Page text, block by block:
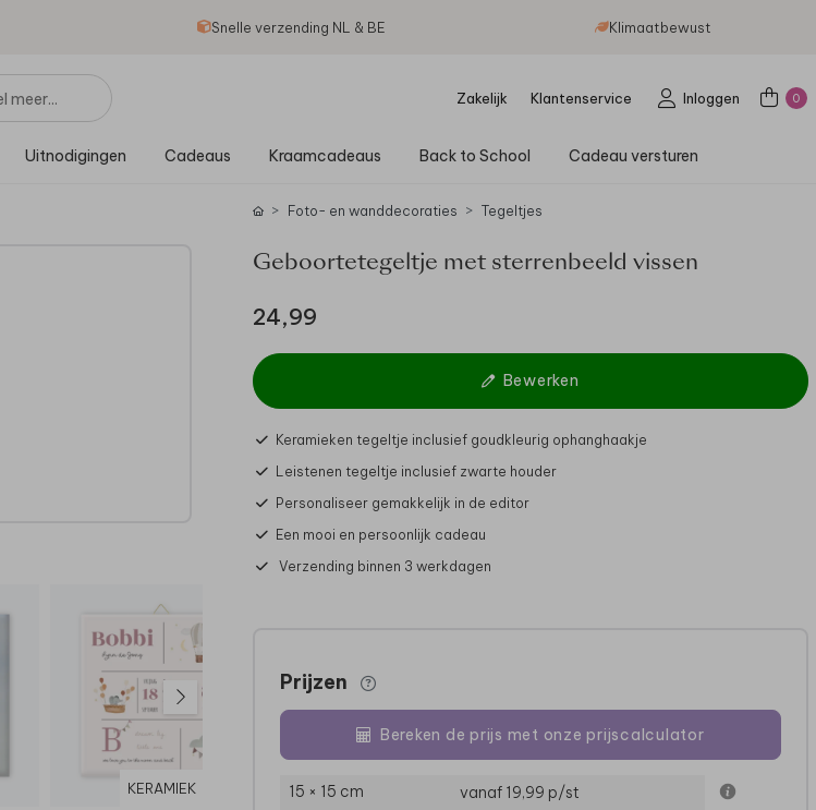
Snelle verzending NL & BE Klimaatbewust
Zakelijk Klantenservice Inloggen 0
Uitnodigingen Cadeaus Kraamcadeaus Back to School Cadeau versturen
KERAMIEK KERAMIEK
Foto- en wanddecoraties Tegeltjes
Geboortetegeltje met sterrenbeeld vissen
24,99
Bewerken
Keramieken tegeltje inclusief goudkleurig ophanghaakje
Leistenen tegeltje inclusief zwarte houder
Personaliseer gemakkelijk in de editor
Een mooi en persoonlijk cadeau
Verzending binnen 3 werkdagen
Prijzen
Bereken de prijs met onze prijscalculator
15 × 15 cm vanaf 19,99 p/st